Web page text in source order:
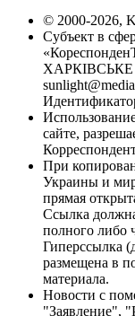
© 2000-2026,
Субъект в
ХАРКІВСЬКЕ
сайте,
При
Украины и
прямая
Ссылка
полного либо
Гиперссылка
размещена в
материала.
Новости с
"Заявление",